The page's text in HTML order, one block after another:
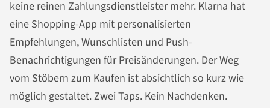
keine reinen Zahlungsdienstleister mehr. Klarna hat
eine Shopping-App mit personalisierten
Empfehlungen, Wunschlisten und Push-
Benachrichtigungen für Preisänderungen. Der Weg
vom Stöbern zum Kaufen ist absichtlich so kurz wie
möglich gestaltet. Zwei Taps. Kein Nachdenken.